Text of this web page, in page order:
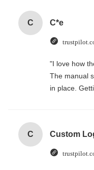
C C*e
"I love how
The manual
in place.
C